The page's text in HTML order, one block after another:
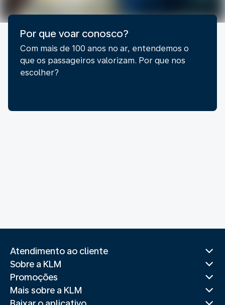
Por que voar conosco?
Com mais de 100 anos no ar, entendemos o
que os passageiros valorizam. Por que nos
escolher?
Atendimento ao cliente
Sobre a KLM
Promoções
Mais sobre a KLM